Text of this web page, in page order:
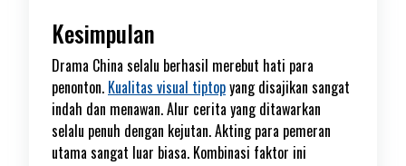
Kesimpulan
Drama China selalu berhasil merebut hati para
penonton. Kualitas visual tiptopyang disajikan sangat
indah dan menawan. Alur cerita yang ditawarkan
selalu penuh dengan kejutan. Akting para pemeran
utama sangat luar biasa. Kombinasi faktor ini